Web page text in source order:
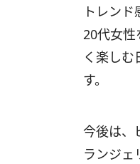
トレン
20代女性
く楽しむ
す。
今後は、
ランジェ